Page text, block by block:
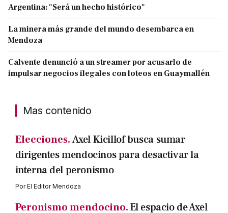
Argentina: "Será un hecho histórico"
La minera más grande del mundo desembarca en
Mendoza
Calvente denunció a un streamer por acusarlo de
impulsar negocios ilegales con loteos en Guaymallén
Mas contenido
Elecciones.Axel Kicillof busca sumar
dirigentes mendocinos para desactivar la
interna del peronismo
PorEl Editor Mendoza
Peronismo mendocino.El espacio de Axel